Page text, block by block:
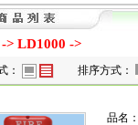
> LD1000 ->
： 排序方式：
品名：